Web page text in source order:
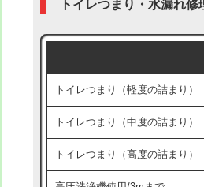
トイレつまり・水漏れ
トイレつまり（軽度の詰まり）
トイレつまり（中度の詰まり）
トイレつまり（高度の詰まり）